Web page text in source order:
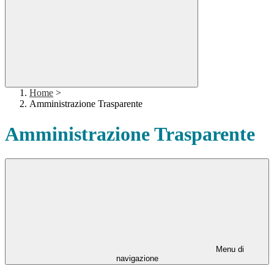
Home >
Amministrazione Trasparente
Amministrazione Trasparente
Menu di
navigazione